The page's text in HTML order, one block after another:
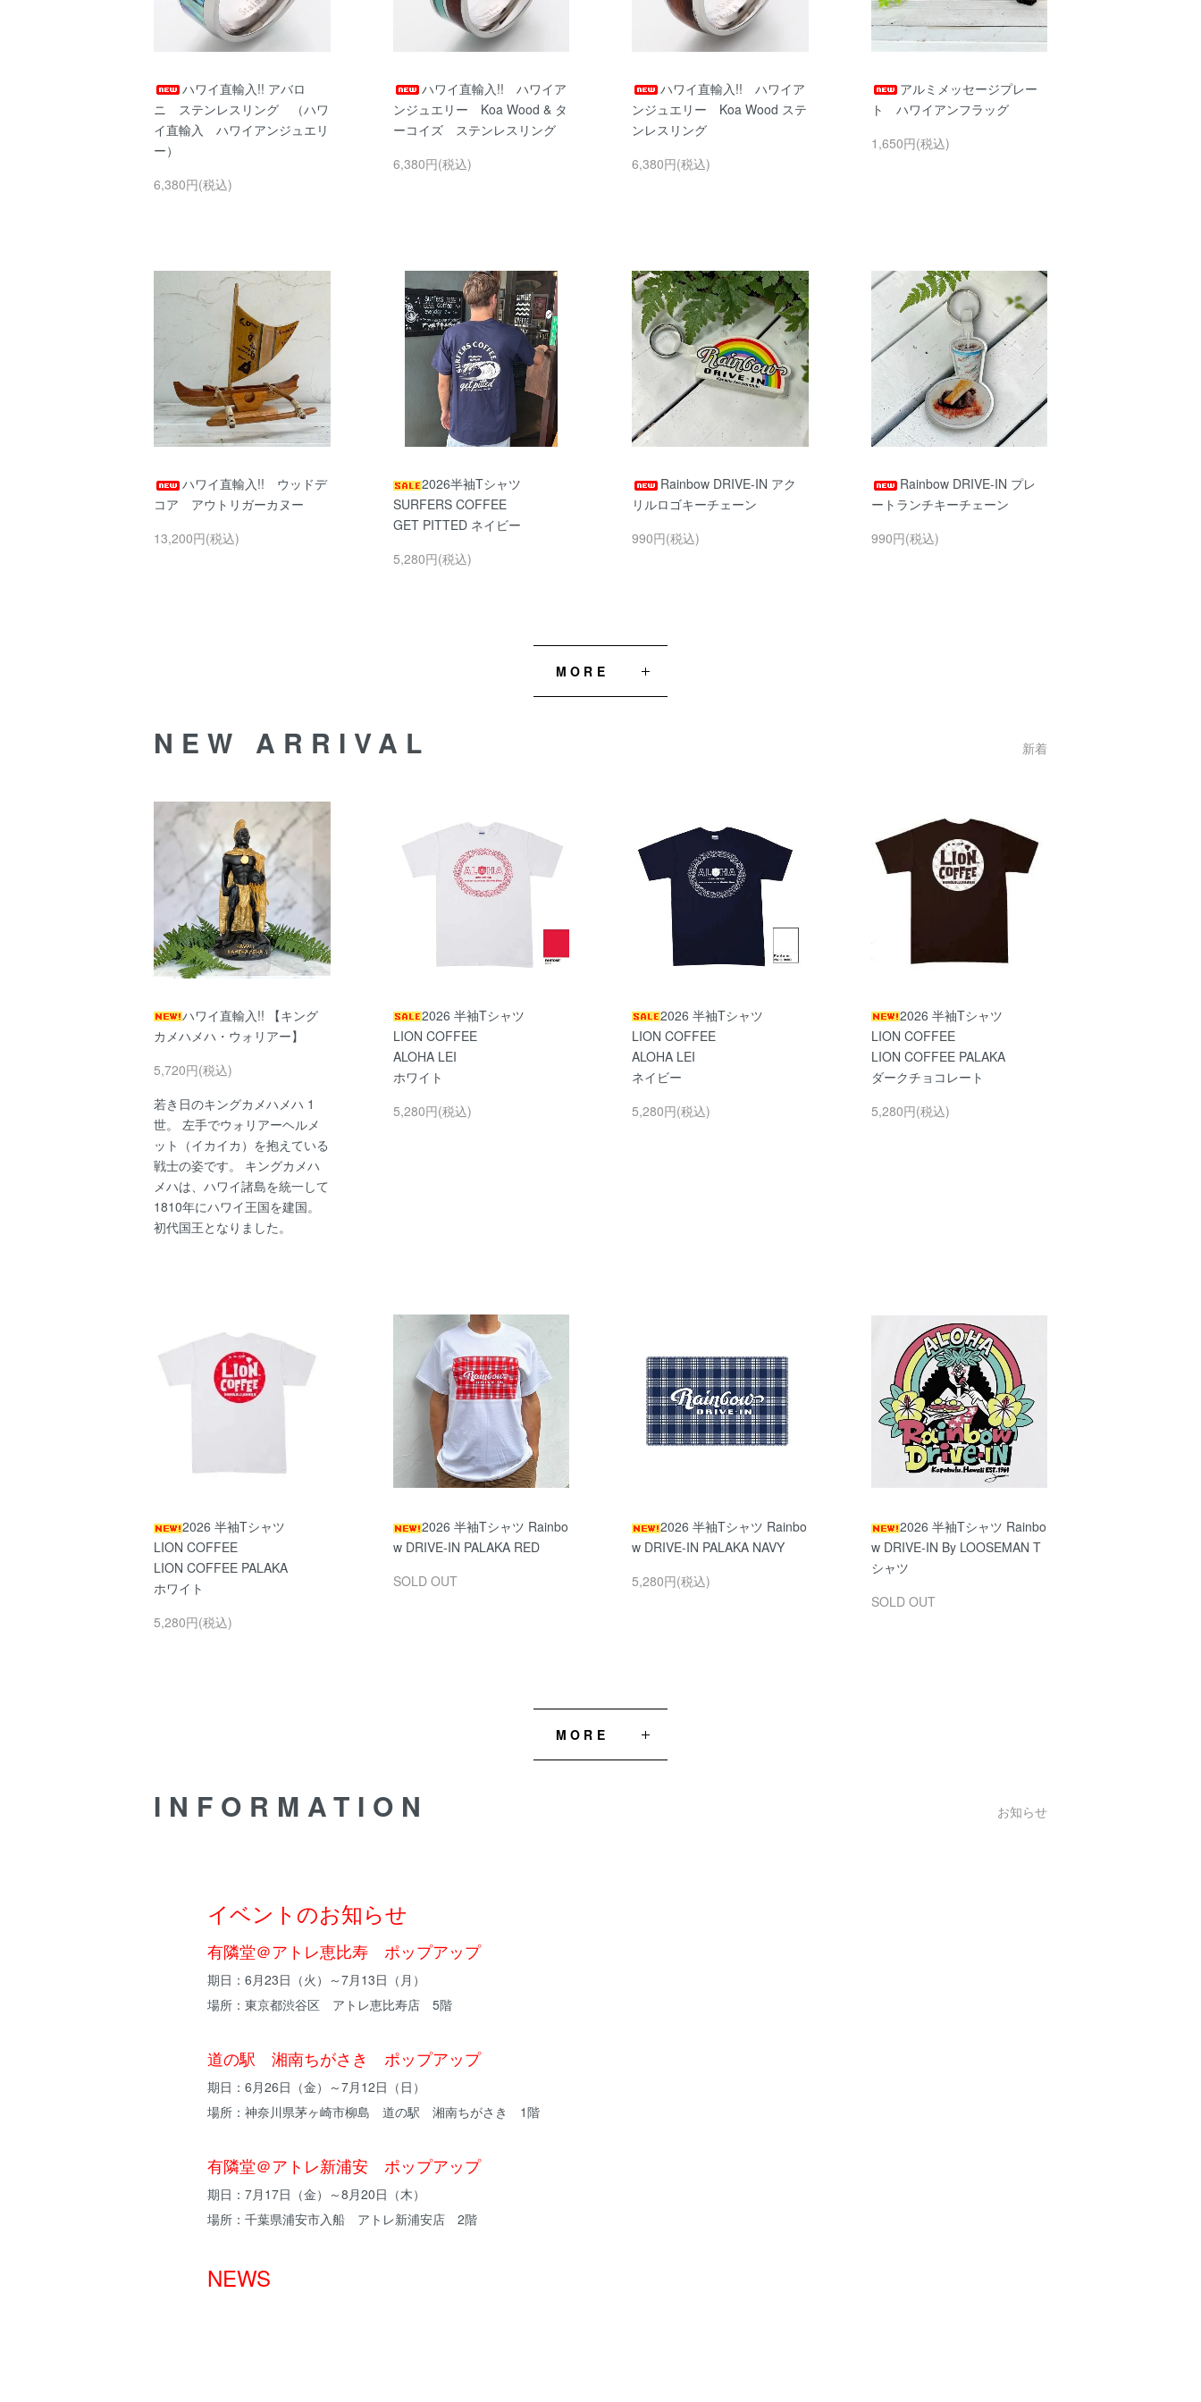
ハワイ直輸入!! アバロ
ニ ステンレスリング （ハワ
イ直輸入 ハワイアンジュエリ
ー）
6,380円(税込)
ハワイ直輸入!! ハワイア
ンジュエリー Koa Wood & タ
ーコイズ ステンレスリング
6,380円(税込)
ハワイ直輸入!! ハワイア
ンジュエリー Koa Wood ステ
ンレスリング
6,380円(税込)
アルミメッセージプレー
ト ハワイアンフラッグ
1,650円(税込)
ハワイ直輸入!! ウッドデ
コア アウトリガーカヌー
13,200円(税込)
2026半袖Tシャツ
SURFERS COFFEE
GET PITTED ネイビー
5,280円(税込)
Rainbow DRIVE-IN アク
リルロゴキーチェーン
990円(税込)
Rainbow DRIVE-IN プレ
ートランチキーチェーン
990円(税込)
MORE
NEW ARRIVAL 新着
ハワイ直輸入!! 【キング
カメハメハ・ウォリアー】
5,720円(税込)
若き日のキングカメハメハ 1
世。 左手でウォリアーヘルメ
ット（イカイカ）を抱えている
戦士の姿です。 キングカメハ
メハは、ハワイ諸島を統一して
1810年にハワイ王国を建国。
初代国王となりました。
2026 半袖Tシャツ
LION COFFEE
ALOHA LEI
ホワイト
5,280円(税込)
2026 半袖Tシャツ
LION COFFEE
ALOHA LEI
ネイビー
5,280円(税込)
2026 半袖Tシャツ
LION COFFEE
LION COFFEE PALAKA
ダークチョコレート
5,280円(税込)
2026 半袖Tシャツ
LION COFFEE
LION COFFEE PALAKA
ホワイト
5,280円(税込)
2026 半袖Tシャツ Rainbo
w DRIVE-IN PALAKA RED
SOLD OUT
2026 半袖Tシャツ Rainbo
w DRIVE-IN PALAKA NAVY
5,280円(税込)
2026 半袖Tシャツ Rainbo
w DRIVE-IN By LOOSEMAN T
シャツ
SOLD OUT
MORE
INFORMATION お知らせ
イベントのお知らせ
有隣堂＠アトレ恵比寿 ポップアップ
期日：6月23日（火）～7月13日（月）
場所：東京都渋谷区 アトレ恵比寿店 5階
道の駅 湘南ちがさき ポップアップ
期日：6月26日（金）～7月12日（日）
場所：神奈川県茅ヶ崎市柳島 道の駅 湘南ちがさき 1階
有隣堂＠アトレ新浦安 ポップアップ
期日：7月17日（金）～8月20日（木）
場所：千葉県浦安市入船 アトレ新浦安店 2階
NEWS